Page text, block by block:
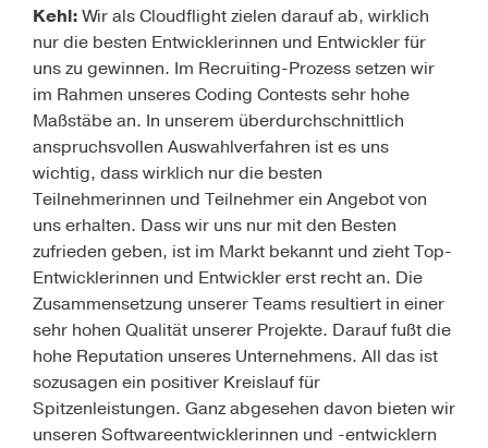
Kehl:Wir als Cloudflight zielen darauf ab, wirklich
nur die besten Entwicklerinnen und Entwickler für
uns zu gewinnen. Im Recruiting-Prozess setzen wir
im Rahmen unseres Coding Contests sehr hohe
Maßstäbe an. In unserem überdurchschnittlich
anspruchsvollen Auswahlverfahren ist es uns
wichtig, dass wirklich nur die besten
Teilnehmerinnen und Teilnehmer ein Angebot von
uns erhalten. Dass wir uns nur mit den Besten
zufrieden geben, ist im Markt bekannt und zieht Top-
Entwicklerinnen und Entwickler erst recht an. Die
Zusammensetzung unserer Teams resultiert in einer
sehr hohen Qualität unserer Projekte. Darauf fußt die
hohe Reputation unseres Unternehmens. All das ist
sozusagen ein positiver Kreislauf für
Spitzenleistungen. Ganz abgesehen davon bieten wir
unseren Softwareentwicklerinnen und -entwicklern